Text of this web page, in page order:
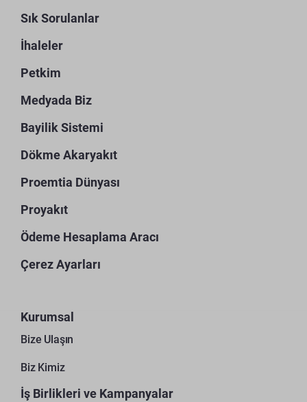
Sık Sorulanlar
İhaleler
Petkim
Medyada Biz
Bayilik Sistemi
Dökme Akaryakıt
Proemtia Dünyası
Proyakıt
Ödeme Hesaplama Aracı
Çerez Ayarları
Kurumsal
Bize Ulaşın
Biz Kimiz
İş Birlikleri ve Kampanyalar